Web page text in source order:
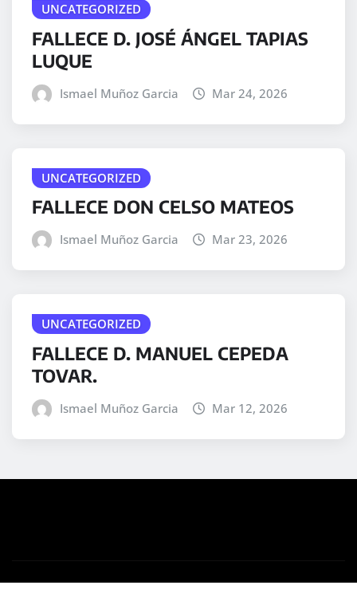
UNCATEGORIZED
FALLECE D. JOSÉ ÁNGEL TAPIAS
LUQUE
Ismael Muñoz Garcia Mar 24, 2026
UNCATEGORIZED
FALLECE DON CELSO MATEOS
Ismael Muñoz Garcia Mar 23, 2026
UNCATEGORIZED
FALLECE D. MANUEL CEPEDA
TOVAR.
Ismael Muñoz Garcia Mar 12, 2026